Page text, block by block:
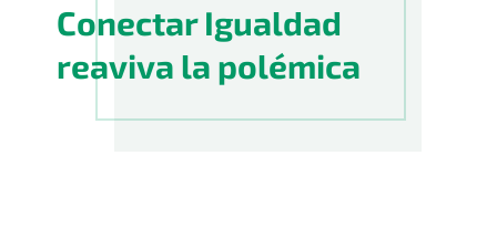
Conectar Igualdad
reaviva la polémica